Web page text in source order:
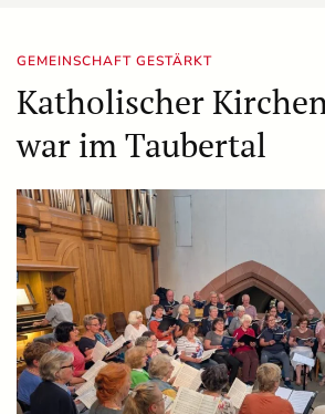
GEMEINSCHAFT GESTÄRKT
Katholischer
war im Taubertal